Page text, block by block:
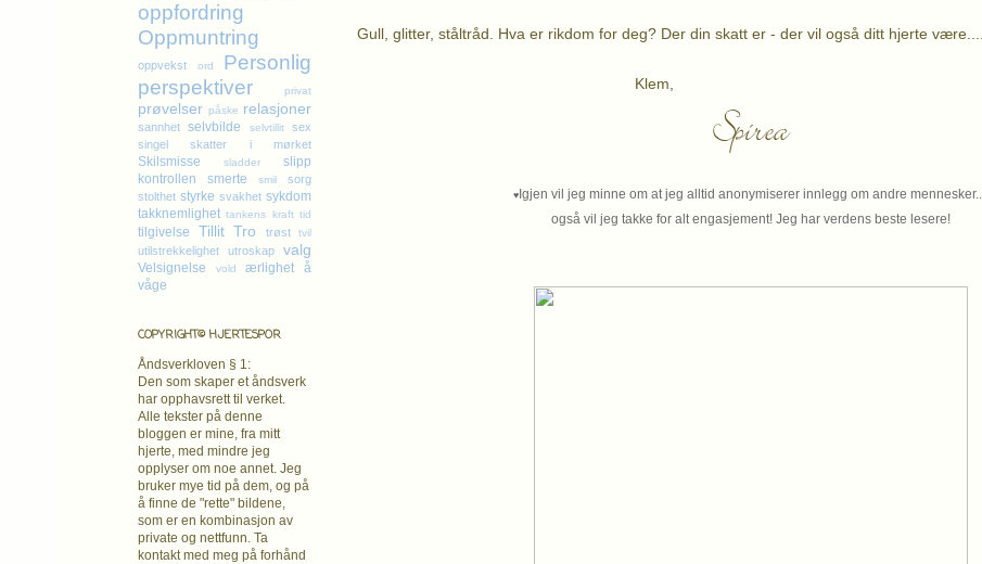
Gull, glitter, ståltråd. Hva er rikdom for deg? Der din skatt er - der vil også ditt hjerte være....
Klem,
♥Igjen vil jeg minne om at jeg alltid anonymiserer innlegg om andre mennesker....
også vil jeg takke for alt engasjement! Jeg har verdens beste lesere!
oppfordring
Oppmuntring
oppvekst ord
Personlig
perspektiver
privat
prøvelser påske relasjoner
sannhet selvbilde selvtillit
sex
singel
skatter i mørket
Skilsmisse sladder
slipp
kontrollen
smerte smil
sorg
stolthet styrke svakhet sykdom
takknemlighet tankens kraft tid
tilgivelse Tillit Tro trøst tvil
utilstrekkelighet utroskap valg
Velsignelse vold ærlighet
å
våge
COPYRIGHT© HJERTESPOR
Åndsverkloven § 1:
Den som skaper et åndsverk
har opphavsretttil verket.
Alle tekster på denne
bloggen er mine, fra mitt
hjerte, med mindre jeg
opplyser om noe annet. Jeg
bruker mye tid på dem, og på
å finne de "rette" bildene,
som er en kombinasjon av
private og nettfunn. Ta
kontakt med meg på forhånd